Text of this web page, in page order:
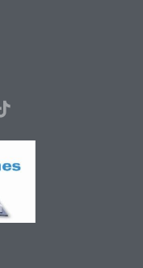
T
i
k
t
o